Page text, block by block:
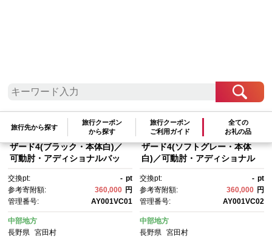
旅行先から探す
旅行クーポン
から探す
旅行クーポン
ご利用ガイド
全ての
お礼の品
Mw01_コクヨチェアー ウィ
ザード4(ブラック・本体白)／
可動肘・アディショナルバッ
ター）／在宅ワーク・テレワー
クにお勧めの椅子
交換pt: - pt
参考寄附額:
360,000 円
管理番号:
AY001VC01
中部地方
長野県
宮田村
Mw02_コクヨチェアー ウィ
ザード4(ソフトグレー・本体
白)／可動肘・アディショナル
ャスター）／在宅ワーク・テレ
ワークにお勧めの椅子
交換pt: - pt
参考寄附額:
360,000 円
管理番号:
AY001VC02
中部地方
長野県 宮田村